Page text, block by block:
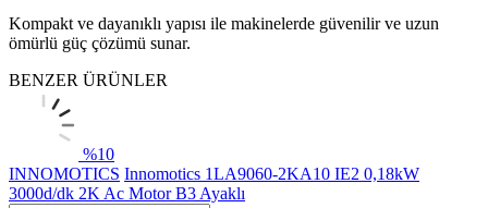
Kompakt ve dayanıklı yapısı ile makinelerde güvenilir ve uzun
ömürlü güç çözümü sunar.
BENZER ÜRÜNLER
%10
INNOMOTICS Innomotics 1LA9060-2KA10 IE2 0,18kW
3000d/dk 2K Ac Motor B3 Ayaklı